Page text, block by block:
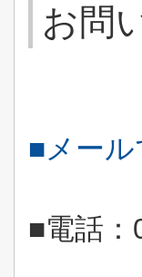
お問
■メー
■電話：